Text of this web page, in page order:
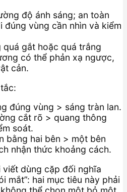
độ ánh sáng; an toàn
đúng vùng cần nhìn và kiểm
quá gắt hoặc quá trắng
có thể phản xạ ngược,
cản.
đúng vùng > sáng tràn lan.
cắt rõ > quang thông
soát.
bằng hai bên > một bên
nhận thức khoảng cách.
dùng cặp đối nghĩa
mắt”: hai mục tiêu này phải